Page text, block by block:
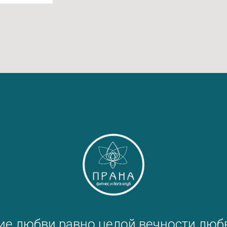
любви равно целой вечности